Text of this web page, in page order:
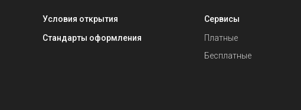
Условия открытия
Стандарты оформления
Сервисы
Бесплатные
Платные